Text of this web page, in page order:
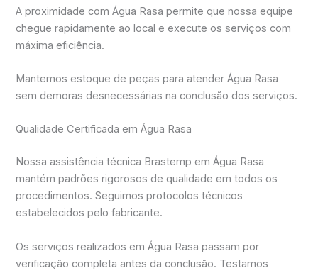
A proximidade com Água Rasa permite que nossa equipe
chegue rapidamente ao local e execute os serviços com
máxima eficiência.
Mantemos estoque de peças para atender Água Rasa
sem demoras desnecessárias na conclusão dos serviços.
Qualidade Certificada em Água Rasa
Nossa assistência técnica Brastemp em Água Rasa
mantém padrões rigorosos de qualidade em todos os
procedimentos. Seguimos protocolos técnicos
estabelecidos pelo fabricante.
Os serviços realizados em Água Rasa passam por
verificação completa antes da conclusão. Testamos